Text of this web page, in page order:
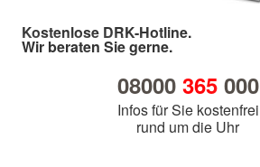
Kostenlose DRK-Hotline.
Wir beraten Sie gerne.
08000 365000
Infos für Sie kostenfrei
rund um die Uhr